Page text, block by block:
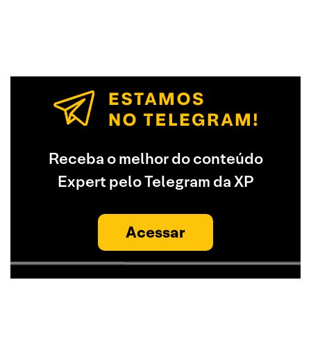
Receba o melhor do conteúdo
Expert pelo Telegram da XP
Acessar